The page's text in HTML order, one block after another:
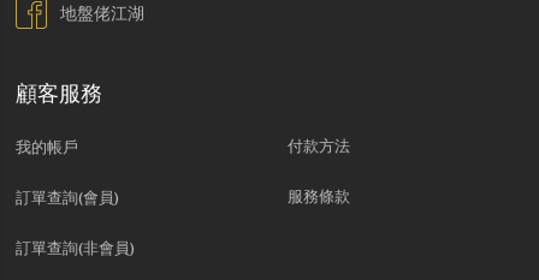
地盤佬江湖
顧客服務
我的帳戶
訂單查詢(會員)
訂單查詢(非會員)
付款方法
服務條款